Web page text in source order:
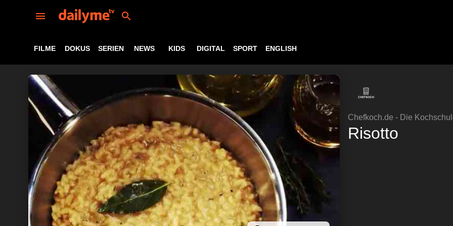
FILME DOKUS SERIEN NEWS KIDS DIGITAL SPORT ENGLISH
Chefkoch.de - Die
Risotto